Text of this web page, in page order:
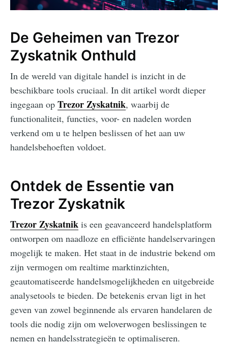
De Geheimen van Trezor
Zyskatnik Onthuld
In de wereld van digitale handel is inzicht in de
beschikbare tools cruciaal. In dit artikel wordt dieper
ingegaan op Trezor Zyskatnik, waarbij de
functionaliteit, functies, voor- en nadelen worden
verkend om u te helpen beslissen of het aan uw
handelsbehoeften voldoet.
Ontdek de Essentie van
Trezor Zyskatnik
Trezor Zyskatnik is een geavanceerd handelsplatform
ontworpen om naadloze en efficiënte handelservaringen
mogelijk te maken. Het staat in de industrie bekend om
zijn vermogen om realtime marktinzichten,
geautomatiseerde handelsmogelijkheden en uitgebreide
analysetools te bieden. De betekenis ervan ligt in het
geven van zowel beginnende als ervaren handelaren de
tools die nodig zijn om weloverwogen beslissingen te
nemen en handelsstrategieën te optimaliseren.